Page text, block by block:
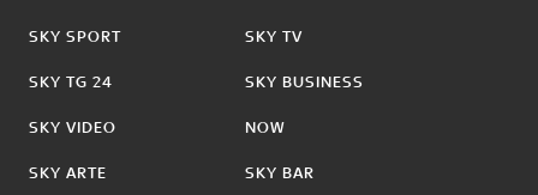
SKY SPORT
SKY TG 24
SKY VIDEO
SKY ARTE
SKY TV
SKY BUSINESS
NOW
SKY BAR